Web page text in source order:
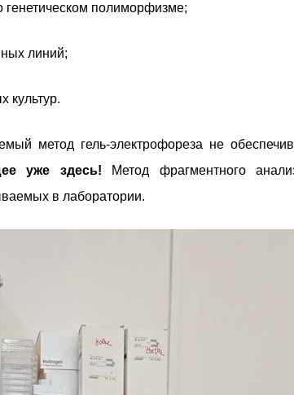
полиморфизме;
линий;
культур.
метод гель-электрофореза не
уже здесь! Метод фрагментного
в лаборатории.